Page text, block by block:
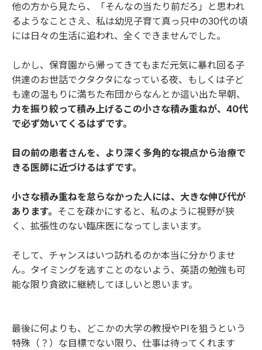
他の方から見たら、「そんなの当たり前だろ」と思われ
るようなことさえ、私は幼児子育て真っ只中の30代の頃
には日々の生活に追われ、全くできませんでした。
しかし、保育園から帰ってきてもまだ元気に暴れ回る子
供達のお世話でクタクタになっている夜、もしくは子ど
も達の温もりに満ちた布団からなんとか這い出た早朝、
力を振り絞って積み上げるこの小さな積み重ねが、40代
で必ず効いてくるはずです。
目の前の患者さんを、より深く多角的な視点から治療で
きる医師に近づけるはずです。
小さな積み重ねを怠らなかった人には、大きな伸び代が
あります。 そこを疎かにすると、私のように視野が狭
く、拡張性のない臨床医になってしまいます。
そして、チャンスはいつ訪れるのか本当に分かりませ
ん。タイミングを逃すことのないよう、英語の勉強も可
能な限り貪欲に継続してほしいと思います。
最後に何よりも、どこかの大学の教授やPIを狙うという
特殊（？）な目標でない限り、仕事は待ってくれます